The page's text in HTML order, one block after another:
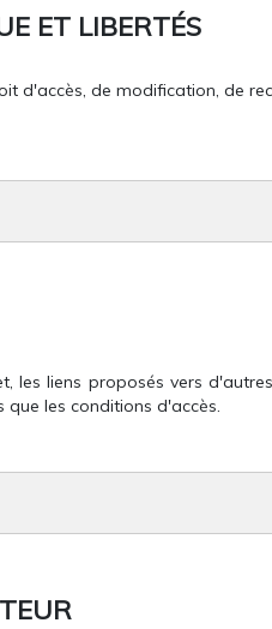
ET LIBERTÉS
d'accès, de modification, de
les liens proposés vers
que les conditions d'accès.